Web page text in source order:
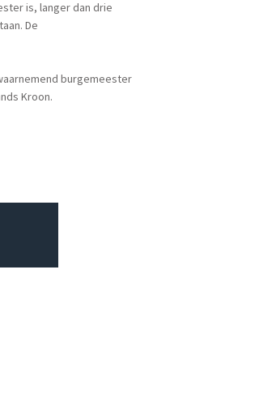
is, langer dan drie
De
burgemeester
Kroon.